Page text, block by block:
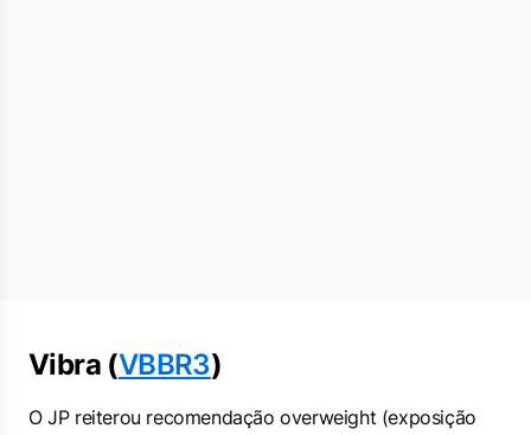
Vibra (VBBR3)
O JP reiterou recomendaçãooverweight (exposição